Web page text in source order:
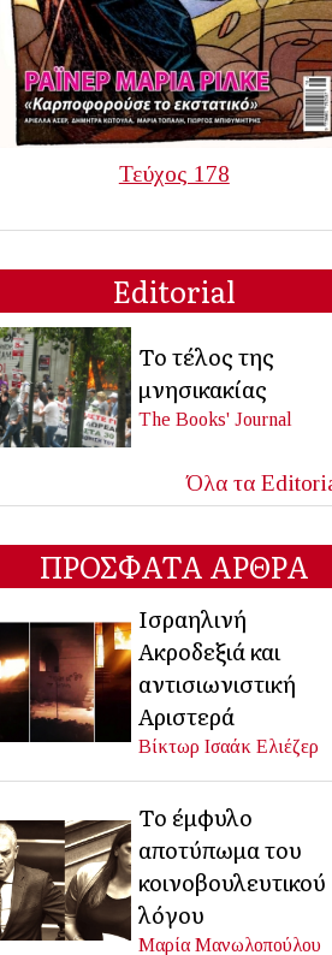
Τεύχος 178
Editorial
Το τέλος της
μνησικακίας
The Books' Journal
Όλα τα
ΠΡΟΣΦΑΤΑ ΑΡΘΡΑ
Ισραηλινή
Ακροδεξιά και
αντισιωνιστική
Αριστερά
Βίκτωρ Ισαάκ Ελιέζερ
Το έμφυλο
αποτύπωμα του
κοινοβουλευτικού
λόγου
Μαρία Μανωλοπούλου